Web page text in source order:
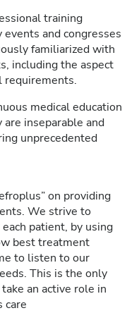
training
and congresses
familiarized with
including the aspect
requirements.
medical education
inseparable and
unprecedented
on providing
We strive to
patient, by using
best treatment
to listen to our
This is the only
an active role in
care